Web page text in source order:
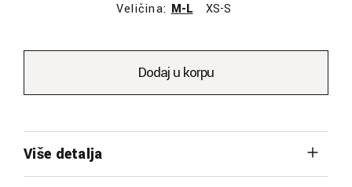
Veličina: M-L XS-S
Dodaj u korpu
Više detalja